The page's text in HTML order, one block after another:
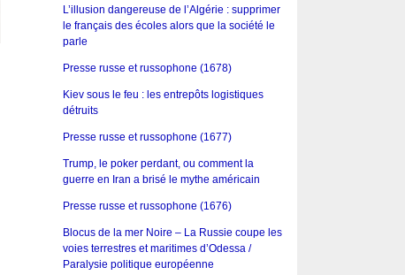
L’illusion dangereuse de l’Algérie : supprimer
le français des écoles alors que la société le
parle
Presse russe et russophone (1678)
Kiev sous le feu : les entrepôts logistiques
détruits
Presse russe et russophone (1677)
Trump, le poker perdant, ou comment la
guerre en Iran a brisé le mythe américain
Presse russe et russophone (1676)
Blocus de la mer Noire – La Russie coupe les
voies terrestres et maritimes d’Odessa /
Paralysie politique européenne